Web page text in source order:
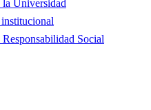
la Universidad
Social